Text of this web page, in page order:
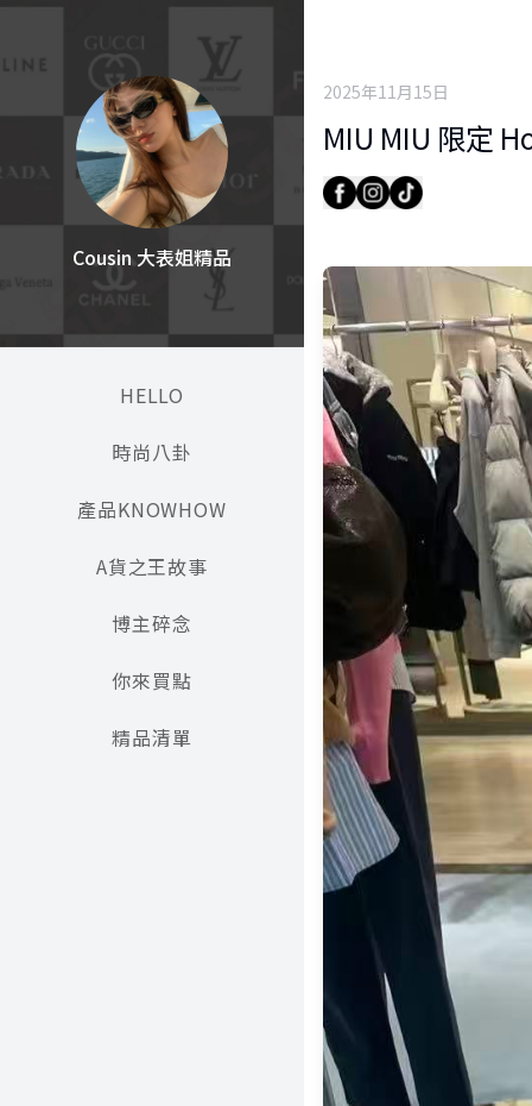
Cousin 大表姐精品
HELLO
時尚八卦
產品KNOWHOW
A貨之王故事
博主碎念
你來買點
精品清單
2025年11月15日
MIU MIU 限定